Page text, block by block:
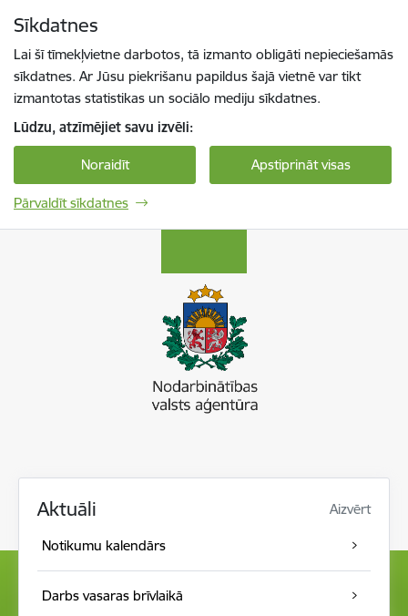
Sīkdatnes
Lai šī tīmekļvietne darbotos, tā izmanto obligāti nepieciešamās
sīkdatnes. Ar Jūsu piekrišanu papildus šajā vietnē var tikt
izmantotas statistikas un sociālo mediju sīkdatnes.
Lūdzu, atzīmējiet savu izvēli:
Noraidīt Apstiprināt visas
Pārvaldīt sīkdatnes
Aktuāli Aizvērt
Notikumu kalendār s
Darbs vasaras brīvlaikā